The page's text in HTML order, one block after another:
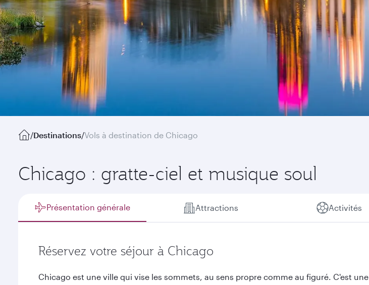
/Destinations/Vols à destination de Chicago
Chicago : gratte-ciel et musique soul
Présentation générale Attractions Activités
Réservez votre séjour à Chicago
Chicago est une ville qui vise les sommets, au sens propre comme au figuré. C'est une